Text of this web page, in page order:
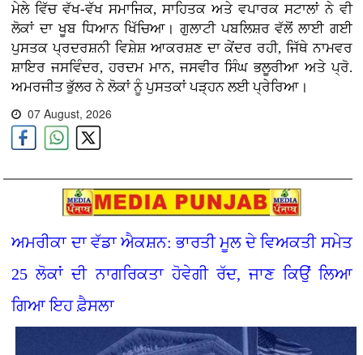
ਮੇਲੇ ਵਿੱਚ ਵੱਖ-ਵੱਖ ਸਮਾਜਿਕ, ਸਾਹਿਤਕ ਅਤੇ ਵਪਾਰਕ ਸਟਾਲਾਂ ਨੇ ਵੀ
ਲੋਕਾਂ ਦਾ ਖੂਬ ਧਿਆਨ ਖਿੱਚਿਆ। ਗੁਲਾਟੀ ਪਬਲਿਸ਼ਰ ਵੱਲੋਂ ਲਾਈ ਗਈ
ਪੁਸਤਕ ਪ੍ਰਦਰਸ਼ਨੀ ਵਿਸ਼ੇਸ਼ ਆਕਰਸ਼ਣ ਦਾ ਕੇਂਦਰ ਰਹੀ, ਜਿੱਥੇ ਨਾਮਵਰ
ਸ਼ਾਇਰ ਜਸਵਿੰਦਰ, ਹਰਦਮ ਮਾਨ, ਜਸਵੀਰ ਸਿੰਘ ਭਲੂਰੀਆ ਅਤੇ ਪ੍ਰੋ.
ਅਮਰਜੀਤ ਭੁੱਲਰ ਨੇ ਲੋਕਾਂ ਨੂੰ ਪੁਸਤਕਾਂ ਪੜ੍ਹਨ ਲਈ ਪ੍ਰੇਰਿਆ।
07 August, 2026
ਅਮਰੀਕਾ ਦਾ ਵੱਡਾ ਐਕਸ਼ਨ: ਭਾਰਤੀ ਮੂਲ ਦੇ ਵਿਅਕਤੀ ਸਮੇਤ
25 ਲੋਕਾਂ ਦੀ ਨਾਗਰਿਕਤਾ ਹੋਵੇਗੀ ਰੱਦ, ਜਾਣ ਕਿਉਂ ਲਿਆ
ਗਿਆ ਇਹ ਫ਼ੈਸਲਾ